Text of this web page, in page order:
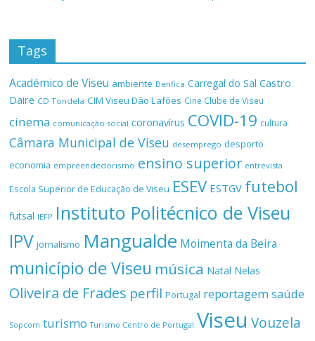
Tags
Académico de Viseu ambiente Benfica Carregal do Sal Castro
Daire CD Tondela CIM Viseu Dão Lafões Cine Clube de Viseu
cinema comunicação social coronavírus COVID-19 cultura
Câmara Municipal de Viseu desemprego desporto
economia empreendedorismo ensino superior entrevista
Escola Superior de Educação de Viseu ESEV ESTGV futebol
futsal IEFP Instituto Politécnico de Viseu
IPV jornalismo Mangualde Moimenta da Beira
município de Viseu música Natal Nelas
Oliveira de Frades perfil Portugal reportagemsaúde
Sopcom turismo Turismo Centro de Portugal Viseu Vouzela